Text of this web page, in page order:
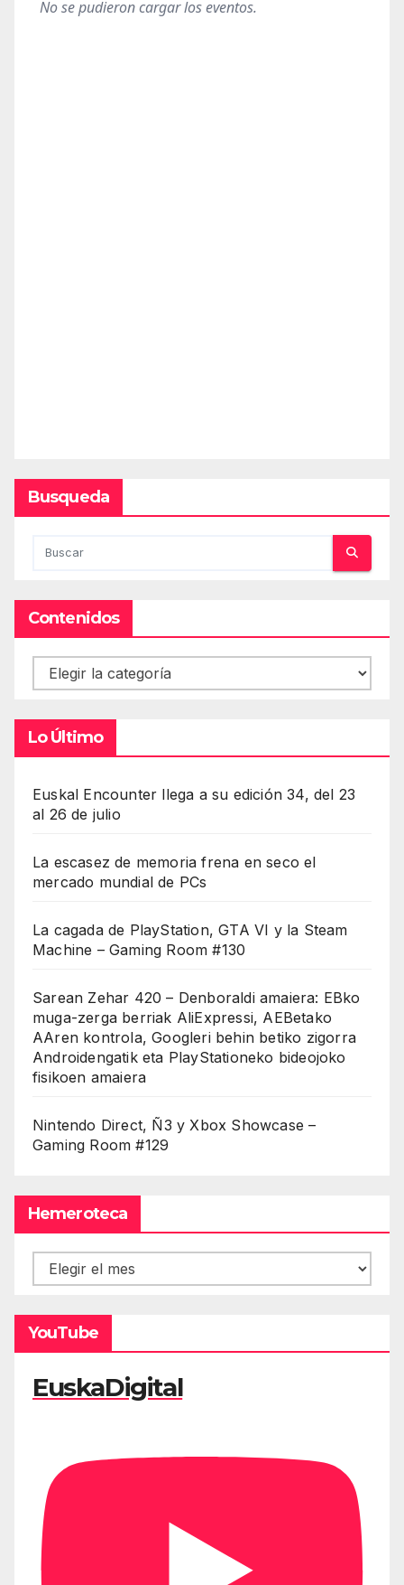
Busqueda
Contenidos
Contenidos
Lo Último
Euskal Encounter llega a su edición 34, del 23
al 26 de julio
La escasez de memoria frena en seco el
mercado mundial de PCs
La cagada de PlayStation, GTA VI y la Steam
Machine – Gaming Room #130
Sarean Zehar 420 – Denboraldi amaiera: EBko
muga-zerga berriak AliExpressi, AEBetako
AAren kontrola, Googleri behin betiko zigorra
Androidengatik eta PlayStationeko bideojoko
fisikoen amaiera
Nintendo Direct, Ñ3 y Xbox Showcase –
Gaming Room #129
Hemeroteca
Hemeroteca
YouTube
EuskaDigital